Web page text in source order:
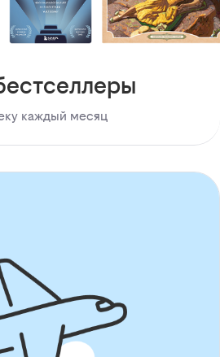
каждый месяц